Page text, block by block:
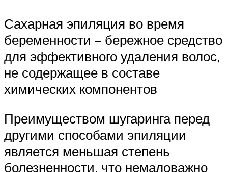
Сахарная эпиляция во время
беременности – бережное средство
для эффективного удаления волос,
не содержащее в составе
химических компонентов
Преимуществом шугаринга перед
другими способами эпиляции
является меньшая степень
болезненности, что немаловажно